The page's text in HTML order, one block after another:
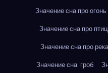
Значение сна про огонь
Значение сна про
Значение сна про река
Значение сна: гроб